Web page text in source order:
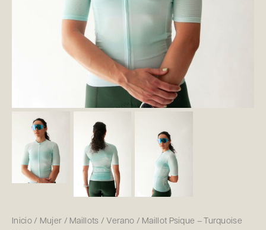
Inicio/ Mujer / Maillots / Verano / Maillot Psique – Turquoise